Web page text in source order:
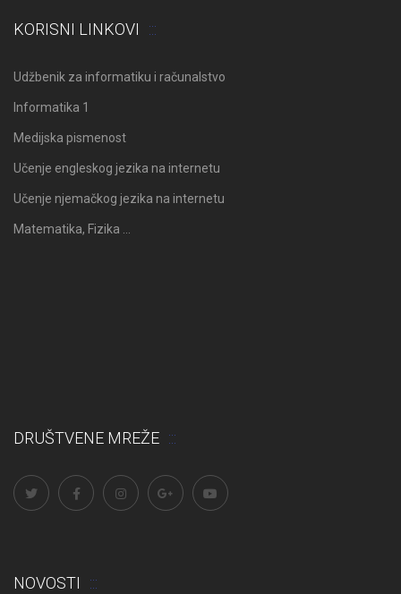
KORISNI LINKOVI
Udžbenik za informatiku i računalstvo
Informatika 1
Medijska pismenost
Učenje engleskog jezika na internetu
Učenje njemačkog jezika na internetu
Matematika, Fizika …
DRUŠTVENE MREŽE
NOVOSTI